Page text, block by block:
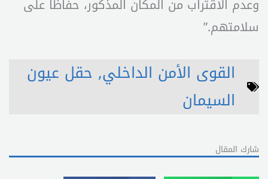
وعدم الاقتراب من المكان المذكور، حفاظاً على
سلامتهم.”
القوى الأمن الداخلي, حقل عيون
السيمان
شارك المقال